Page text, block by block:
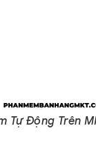
Tự Động Trên